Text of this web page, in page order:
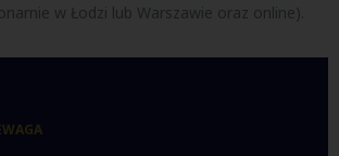
w Łodzi lub Warszawie oraz online).